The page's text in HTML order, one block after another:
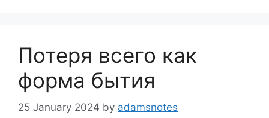
Потеря всего как
форма бытия
25 January 2024 by adamsnotes